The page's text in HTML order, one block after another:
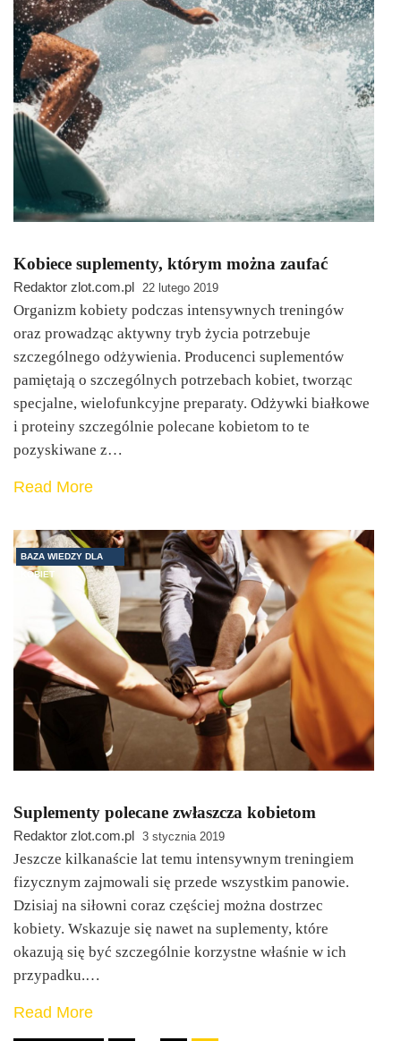
Kobiece suplementy, którym można zaufać
Redaktor zlot.com.pl 22 lutego 2019
Organizm kobiety podczas intensywnych treningów
oraz prowadząc aktywny tryb życia potrzebuje
szczególnego odżywienia. Producenci suplementów
pamiętają o szczególnych potrzebach kobiet, tworząc
specjalne, wielofunkcyjne preparaty. Odżywki białkowe
i proteiny szczególnie polecane kobietom to te
pozyskiwane z…
Read More
BAZA WIEDZY DLA
KOBIET
Suplementy polecane zwłaszcza kobietom
Redaktor zlot.com.pl 3 stycznia 2019
Jeszcze kilkanaście lat temu intensywnym treningiem
fizycznym zajmowali się przede wszystkim panowie.
Dzisiaj na siłowni coraz częściej można dostrzec
kobiety. Wskazuje się nawet na suplementy, które
okazują się być szczególnie korzystne właśnie w ich
przypadku.…
Read More